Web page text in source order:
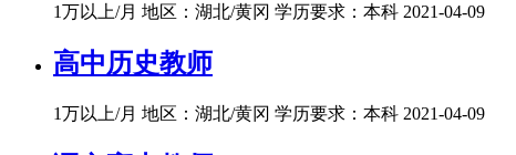
1万以上/月 地区：湖北/黄冈 学历要求：本科 2021-04-09
高中历史教师
1万以上/月 地区：湖北/黄冈 学历要求：本科 2021-04-09